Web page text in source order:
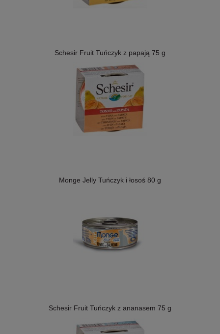
Schesir Fruit Tuńczyk z papają 75 g
Monge Jelly Tuńczyk i łosoś 80 g
Schesir Fruit Tuńczyk z ananasem 75 g